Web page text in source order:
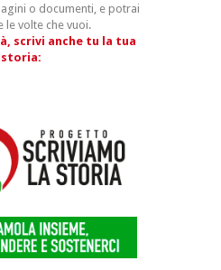
o documenti, e potrai
le volte che vuoi.
scrivi anche tu la tua
storia: